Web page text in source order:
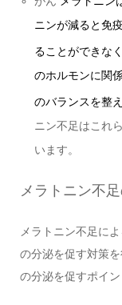
ニンが減ると免
ることができな
のホルモンに関
のバランスを整
ニン不足はこれ
います。
メラトニン不
メラトニン不足に
の分泌を促す対策
の分泌を促すポイン